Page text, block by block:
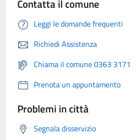
Contatta il comune
Leggi le domande frequenti
Richiedi Assistenza
Chiama il comune 0363 3171
Prenota un appuntamento
Problemi in città
Segnala disservizio